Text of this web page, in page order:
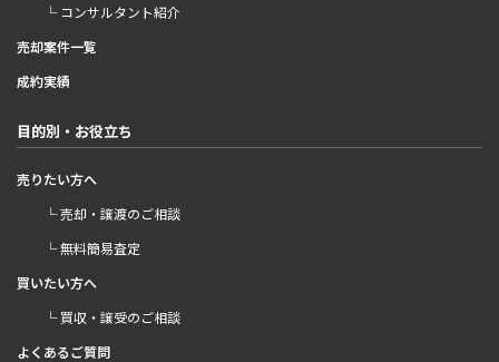
└ コンサルタント紹介
売却案件一覧
成約実績
目的別・お役立ち
売りたい方へ
└ 売却・譲渡のご相談
└ 無料簡易査定
買いたい方へ
└ 買収・譲受のご相談
よくあるご質問